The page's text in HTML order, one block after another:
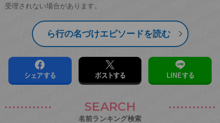
受理されない場合があります。
ら行の名づけエピソードを読む
シェアする ポストする LINEする
SEARCH
名前ランキング検索